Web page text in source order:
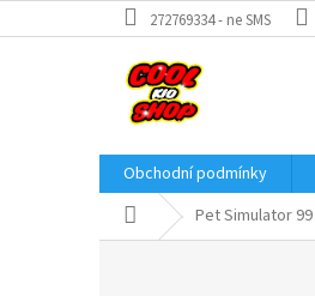
na
272769334 - ne SMS
Obchodní podmínky
Domů Pet Simulator 99